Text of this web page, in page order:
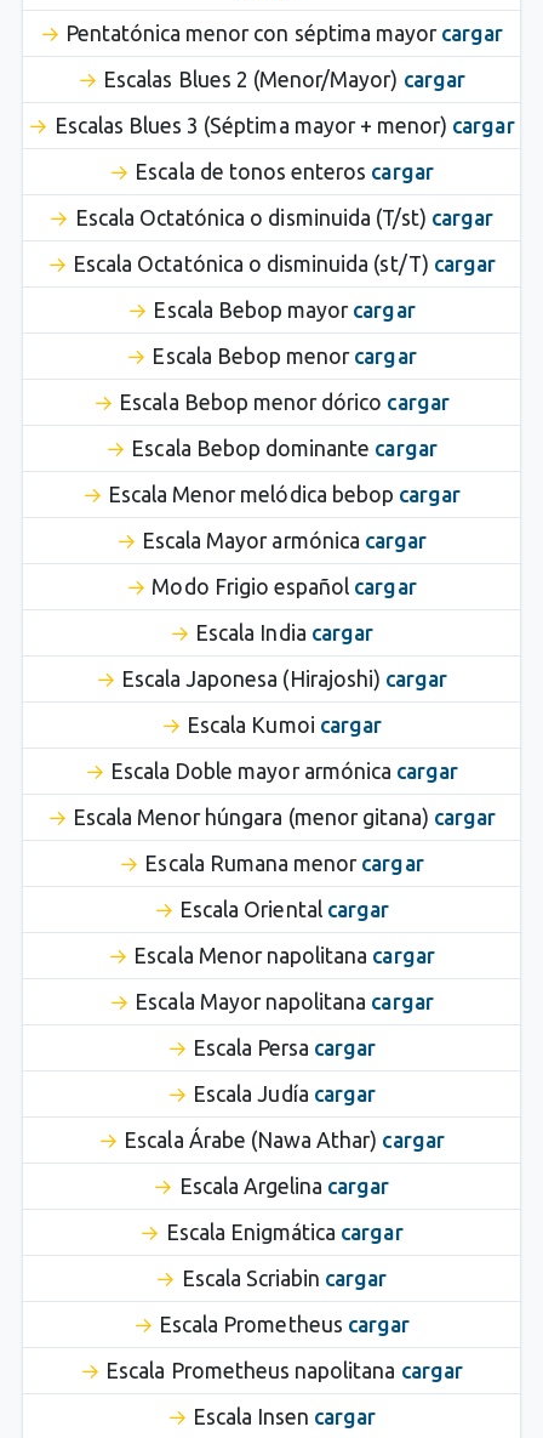
Pentatónica menor con séptima mayor cargar
Escalas Blues 2 (Menor/Mayor) cargar
Escalas Blues 3 (Séptima mayor + menor) cargar
Escala de tonos enteros cargar
Escala Octatónica o disminuida (T/st) cargar
Escala Octatónica o disminuida (st/T) cargar
Escala Bebop mayor cargar
Escala Bebop menor cargar
Escala Bebop menor dórico cargar
Escala Bebop dominante cargar
Escala Menor melódica bebop cargar
Escala Mayor armónica cargar
Modo Frigio español cargar
Escala India cargar
Escala Japonesa (Hirajoshi) cargar
Escala Kumoi cargar
Escala Doble mayor armónica cargar
Escala Menor húngara (menor gitana) cargar
Escala Rumana menor cargar
Escala Oriental cargar
Escala Menor napolitana cargar
Escala Mayor napolitana cargar
Escala Persa cargar
Escala Judía cargar
Escala Árabe (Nawa Athar) cargar
Escala Argelina cargar
Escala Enigmática cargar
Escala Scriabin cargar
Escala Prometheus cargar
Escala Prometheus napolitana cargar
Escala Insen cargar